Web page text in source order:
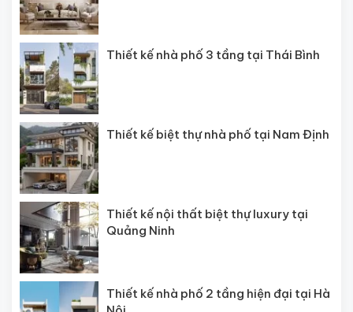
Thiết kế nhà phố 3 tầng tại Thái Bình
Thiết kế biệt thự nhà phố tại Nam Định
Thiết kế nội thất biệt thự luxury tại
Quảng Ninh
Thiết kế nhà phố 2 tầng hiện đại tại Hà